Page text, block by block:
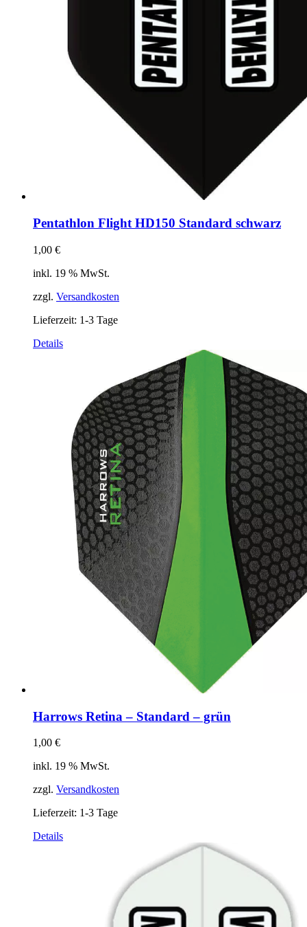
Pentathlon Flight HD150 Standard schwarz
1,00 €
inkl. 19 % MwSt.
zzgl. Versandkosten
Lieferzeit: 1-3 Tage
Details
Harrows Retina – Standard – grün
1,00 €
inkl. 19 % MwSt.
zzgl. Versandkosten
Lieferzeit: 1-3 Tage
Details